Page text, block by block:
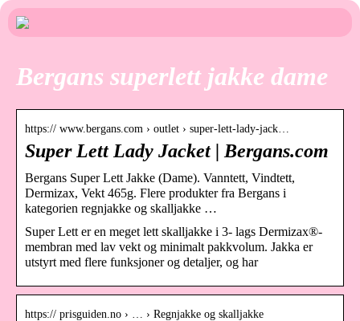
Bergans superlett jakke dame
https:// www.bergans.com › outlet › super-lett-lady-jack…
Super Lett Lady Jacket | Bergans.com
Bergans Super Lett Jakke (Dame). Vanntett, Vindtett,
Dermizax, Vekt 465g. Flere produkter fra Bergans i
kategorien regnjakke og skalljakke …
Super Lett er en meget lett skalljakke i 3- lags Dermizax®-
membran med lav vekt og minimalt pakkvolum. Jakka er
utstyrt med flere funksjoner og detaljer, og har
https:// prisguiden.no › … › Regnjakke og skalljakke